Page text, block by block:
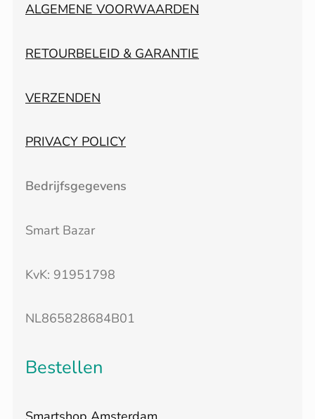
ALGEMENE VOORWAARDEN
RETOURBELEID & GARANTIE
VERZENDEN
PRIVACY POLICY
Bedrijfsgegevens
Smart Bazar
KvK: 91951798
NL865828684B01
Bestellen